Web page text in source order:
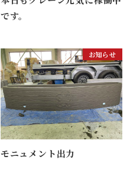
です。
お知らせ
モニュメント出力